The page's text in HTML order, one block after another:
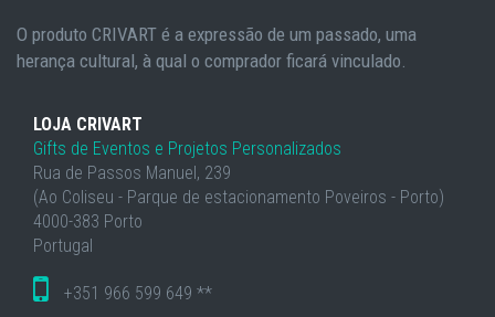
O produto CRIVART é a expressão de um passado, uma
herança cultural, à qual o comprador ficará vinculado.
LOJA CRIVART
Gifts de Eventos e Projetos Personalizados
Rua de Passos Manuel, 239
(Ao Coliseu - Parque de estacionamento Poveiros - Porto)
4000-383 Porto
Portugal
+351 966 599 649 **